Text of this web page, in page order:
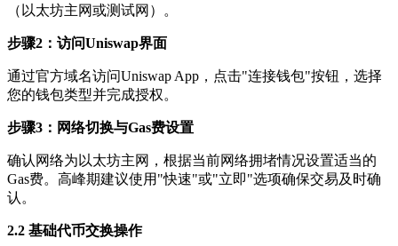
（以太坊主网或测试网）。
步骤2：访问Uniswap界面
通过官方域名访问Uniswap App，点击"连接钱包"按钮，选择
您的钱包类型并完成授权。
步骤3：网络切换与Gas费设置
确认网络为以太坊主网，根据当前网络拥堵情况设置适当的
Gas费。高峰期建议使用"快速"或"立即"选项确保交易及时确
认。
2.2 基础代币交换操作